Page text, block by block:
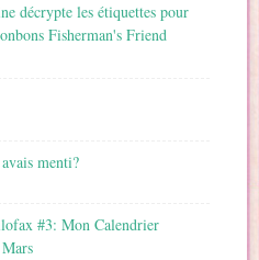
décrypte les étiquettes pour
Fisherman's Friend
menti?
#3: Mon Calendrier